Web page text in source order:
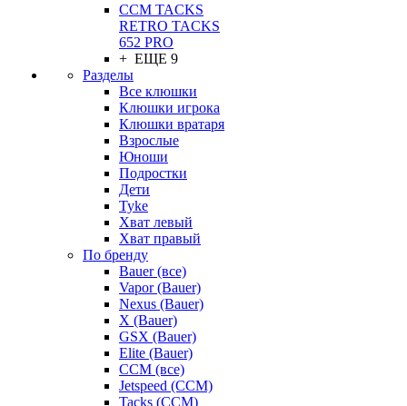
CCM TACKS
RETRO TACKS
652 PRO
+ ЕЩЕ 9
Разделы
Все клюшки
Клюшки игрока
Клюшки вратаря
Взрослые
Юноши
Подростки
Дети
Tyke
Хват левый
Хват правый
По бренду
Bauer (все)
Vapor (Bauer)
Nexus (Bauer)
X (Bauer)
GSX (Bauer)
Elite (Bauer)
CCM (все)
Jetspeed (CCM)
Tacks (CCM)